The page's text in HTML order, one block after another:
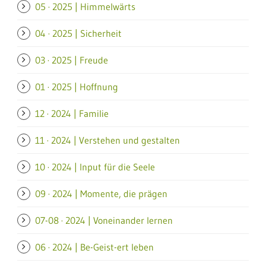
05 · 2025 | Himmelwärts
04 · 2025 | Sicherheit
03 · 2025 | Freude
01 · 2025 | Hoffnung
12 · 2024 | Familie
11 · 2024 | Verstehen und gestalten
10 · 2024 | Input für die Seele
09 · 2024 | Momente, die prägen
07-08 · 2024 | Voneinander lernen
06 · 2024 | Be-Geist-ert leben